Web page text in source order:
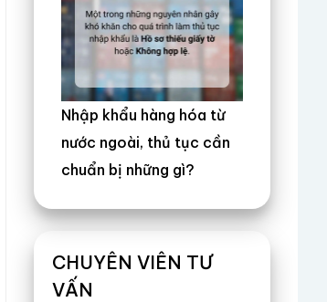
Nhập khẩu hàng hóa từ
nước ngoài, thủ tục cần
chuẩn bị những gì?
CHUYÊN VIÊN TƯ
VẤN